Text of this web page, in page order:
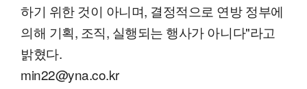
하기 위한 것이 아니며, 결정적으로 연방 정부에
의해 기획, 조직, 실행되는 행사가 아니다"라고
밝혔다.
min22@yna.co.kr